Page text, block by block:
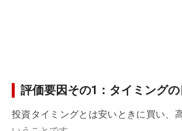
評価要因その1：タイミング
投資タイミングとは安いときに買い、